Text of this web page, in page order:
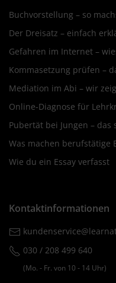
Buchvorstellung – so
Der Dreisatz – einfach
Gefahren im Internet –
Kommasetzung prüfen –
Mediation im Abi – wir
Online-Diagnose für
Pubertät bei Jungen – das
Was machen berufstätige
Wie du ein Essay verfasst
Kontaktinformationen
030 / 208 499 640
(Mo. ‐ Fr. von 10 ‐ 14 Uhr)